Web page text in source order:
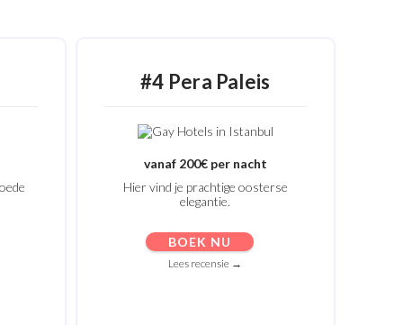
#4 Pera Paleis
vanaf 200€ per nacht
Hier vind je prachtige oosterse
elegantie.
BOEK NU
Lees recensie →